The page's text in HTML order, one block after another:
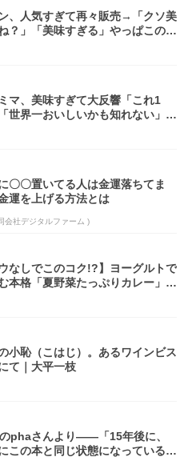
、人気すぎて再々販売→「クソ美
？」「美味すぎる」やっぱこのク
マ、美味すぎて大反響「これ1
世界一おいしいかも知れない」
〇〇置いてる人は金運落ちてま
運を上げる方法とは
会社デジタルファーム )
ウなしでこのコク!?】ヨーグルトで
本格「夏野菜たっぷりカレー」作
小恥（こはじ）。あるワインビス
て｜大平一枝
phaさんより――「15年後に、
この本と同じ状態になっている自